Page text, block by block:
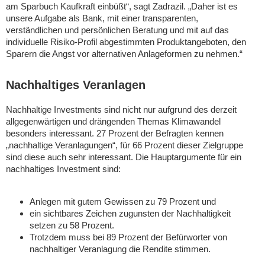
am Sparbuch Kaufkraft einbüßt“, sagt Zadrazil. „Daher ist es
unsere Aufgabe als Bank, mit einer transparenten,
verständlichen und persönlichen Beratung und mit auf das
individuelle Risiko-Profil abgestimmten Produktangeboten, den
Sparern die Angst vor alternativen Anlageformen zu nehmen.“
Nachhaltiges Veranlagen
Nachhaltige Investments sind nicht nur aufgrund des derzeit
allgegenwärtigen und drängenden Themas Klimawandel
besonders interessant. 27 Prozent der Befragten kennen
„nachhaltige Veranlagungen“, für 66 Prozent dieser Zielgruppe
sind diese auch sehr interessant. Die Hauptargumente für ein
nachhaltiges Investment sind:
Anlegen mit gutem Gewissen zu 79 Prozent und
ein sichtbares Zeichen zugunsten der Nachhaltigkeit
setzen zu 58 Prozent.
Trotzdem muss bei 89 Prozent der Befürworter von
nachhaltiger Veranlagung die Rendite stimmen.